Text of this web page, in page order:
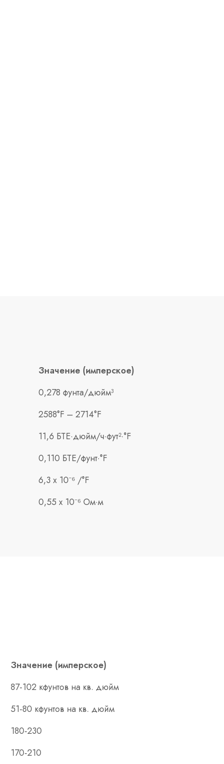
Значение (имперское)
0,278 фунта/дюйм³
2588°F – 2714°F
11,6 БТЕ·дюйм/ч·фут²·°F
0,110 БТЕ/фунт·°F
6,3 x 10⁻⁶ /°F
0,55 x 10⁻⁶ Ом·м
Значение (имперское)
87-102 кфунтов на кв. дюйм
51-80 кфунтов на кв. дюйм
180-230
170-210